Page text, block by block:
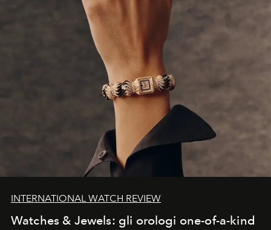
INTERNATIONAL WATCH REVIEW
Watches & Jewels: gli orologi one-of-a-kind